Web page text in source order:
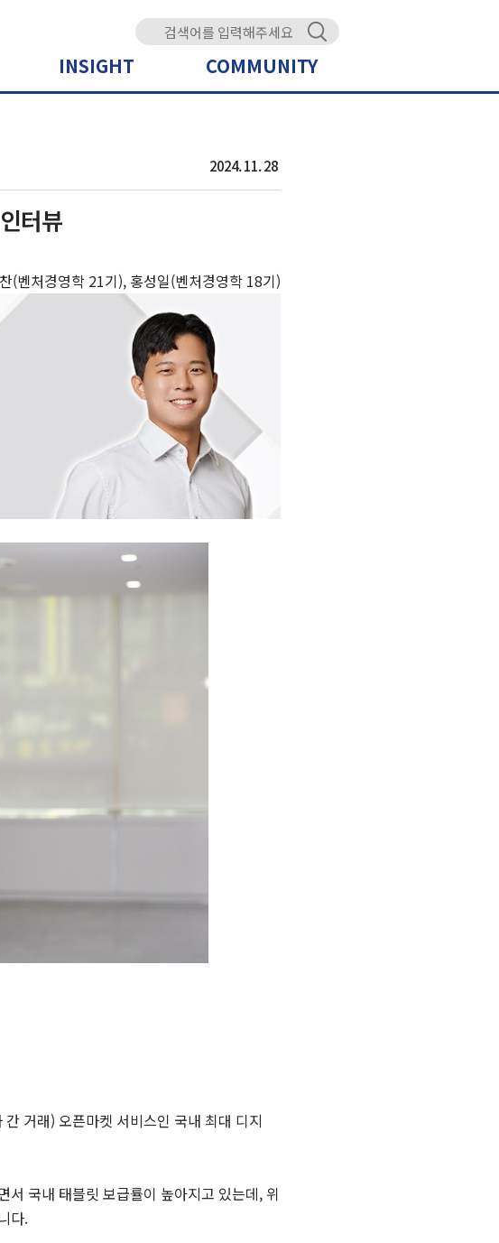
INSIGHT COMMUNITY
2024. 11. 28
터뷰
(벤처경영학 21기), 홍성일(벤처경영학 18기)
거래) 오픈마켓 서비스인 국내 최대 디지
국내 태블릿 보급률이 높아지고 있는데, 위
다.